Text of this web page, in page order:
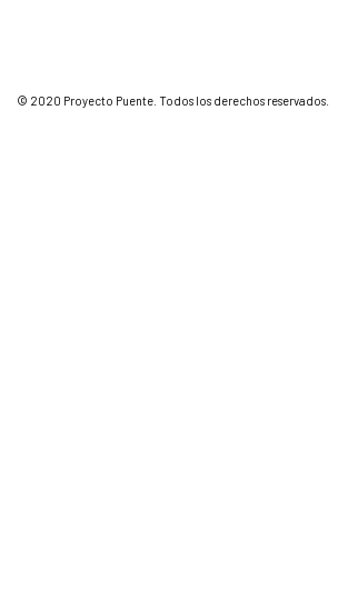
© 2020 Proyecto Puente. Todos los derechos reservados.